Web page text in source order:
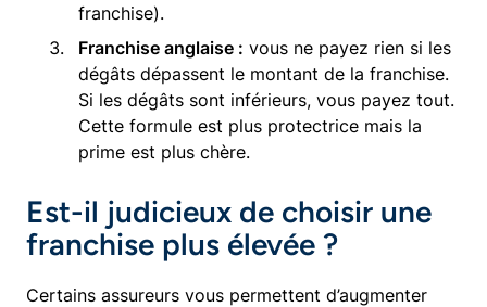
franchise).
Franchise anglaise : vous ne payez rien si les
dégâts dépassent le montant de la franchise.
Si les dégâts sont inférieurs, vous payez tout.
Cette formule est plus protectrice mais la
prime est plus chère.
Est-il judicieux de choisir une
franchise plus élevée ?
Certains assureurs vous permettent d’augmenter